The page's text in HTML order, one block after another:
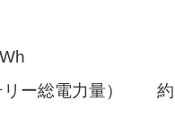
リー総電力量） 約